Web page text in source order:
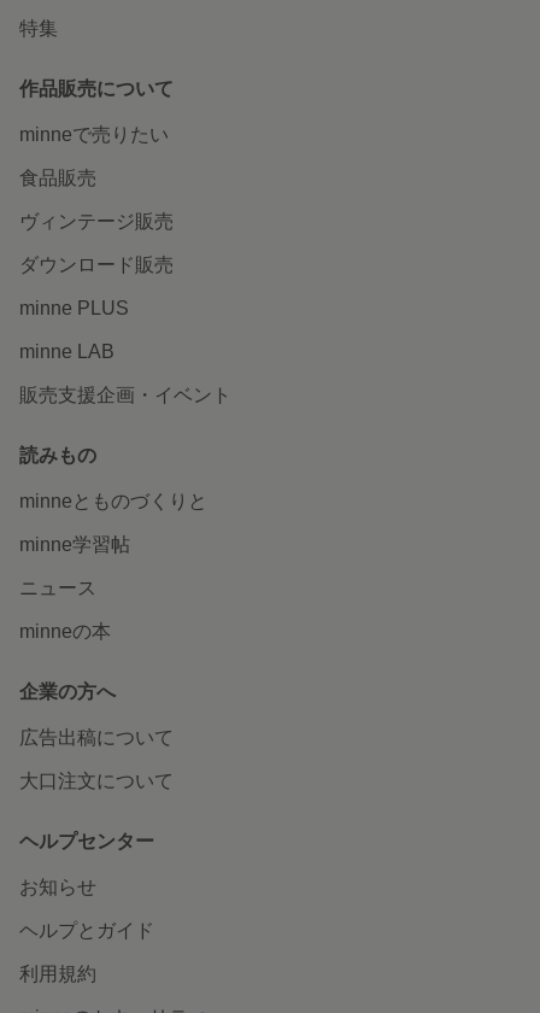
特集
作品販売について
minneで売りたい
食品販売
ヴィンテージ販売
ダウンロード販売
minne PLUS
minne LAB
販売支援企画・イベント
読みもの
minneとものづくりと
minne学習帖
ニュース
minneの本
企業の方へ
広告出稿について
大口注文について
ヘルプセンター
お知らせ
ヘルプとガイド
利用規約